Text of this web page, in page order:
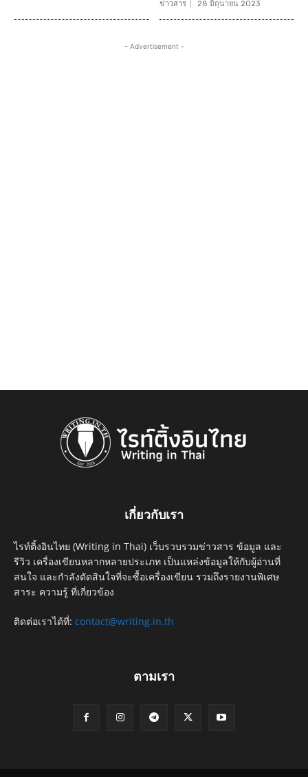
ข่าวสาร 28 มิถุนายน 2023
- Advertisement -
เกี่ยวกับเรา
ไรท์ติ้งอินไทย (Writing in Thai) เว็บรวบรวมข่าวสาร ข้อมูล และ
รีวิว เครื่องเขียนหลากหลายประเภท เป็นแหล่งข้อมูลให้กับผู้อ่านที่
สนใจ และกำลังตัดสินใจที่จะซื้อเครื่องเขียน รวมถึงรายงานพิเศษ
สาระ ความรู้ ที่เกี่ยวข้อง
ติดต่อเราได้ที่: contact@writing.in.th
ตามเรา